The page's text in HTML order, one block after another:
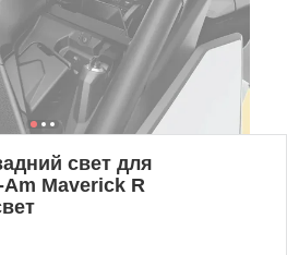
свет для
Maverick R